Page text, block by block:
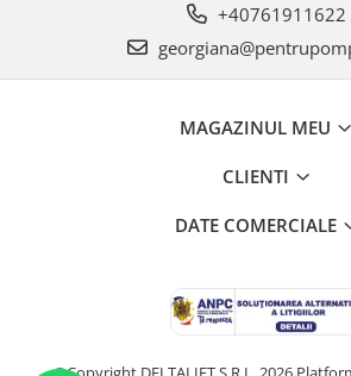
+40761911622
MAGAZINUL MEU
CLIENTI
DATE COMERCIALE